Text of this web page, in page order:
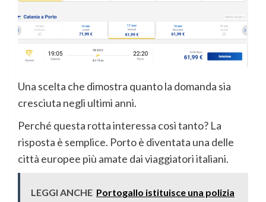
Una scelta che dimostra quanto la domanda sia
cresciuta negli ultimi anni.
Perché questa rotta interessa così tanto? La
risposta è semplice. Porto è diventata una delle
città europee più amate dai viaggiatori italiani.
LEGGI ANCHE Portogallo istituisce una polizia